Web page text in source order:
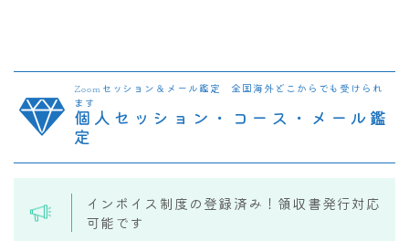
Zoomセッション＆メール鑑定 全国海外どこからでも受けられ
ます
個人セッション・コース・メール鑑
定
インボイス制度の登録済み！領収書発行対応
可能です